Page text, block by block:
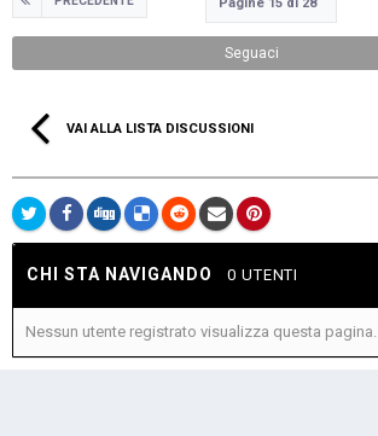
Pagine 15 di 28
Seguaci
VAI ALLA LISTA DISCUSSIONI
CHI STA NAVIGANDO 0 UTENTI
Nessun utente registrato visualizza questa pagina.